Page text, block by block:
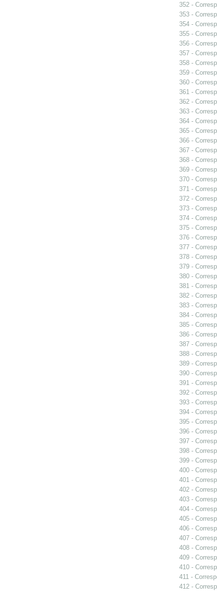
352 -
353 -
354 -
355 -
356 -
357 -
358 -
359 -
360 -
361 -
362 -
363 -
364 -
365 -
366 -
367 -
368 -
369 -
370 -
371 -
372 -
373 -
374 -
375 -
376 -
377 -
378 -
379 -
380 -
381 -
382 -
383 -
384 -
385 -
386 -
387 -
388 -
389 -
390 -
391 -
392 -
393 -
394 -
395 -
396 -
397 -
398 -
399 -
400 -
401 -
402 -
403 -
404 -
405 -
406 -
407 -
408 -
409 -
410 -
411 -
412 -